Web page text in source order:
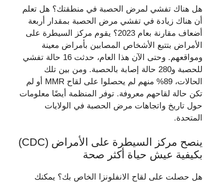
هل هناك تفشي لمرض الحصبة في منطقتك؟ هل تعلم
أن هناك زيادة في تفشي مرض الحصبة بمقدار أربعة
أضعاف مقارنة بعام 2023؟ يقوم مركز السيطرة على
الأمراض بتتبع الأشخاص المصابين بأمراض معينة
ومواقعهم. وحتى الآن هذا العام، حدثت 16 حالة تفشي
للحصبة و280 حالة إصابة بالحصبة. ومن بين تلك
الحالات، 89% منهم لم يحصلوا على لقاح MMR أو لم
تكن حالة لقاحهم معروفة. توفر المنظمة أيضًا معلومات
حول تاريخ واتجاهات مرض الحصبة في الولايات
المتحدة.
ينصح مركز السيطرة على الأمراض (CDC)
بكيفية عيش حياة أكثر صحة
هل حصلت على لقاح الانفلونزا الخاص بك؟ يمكنك